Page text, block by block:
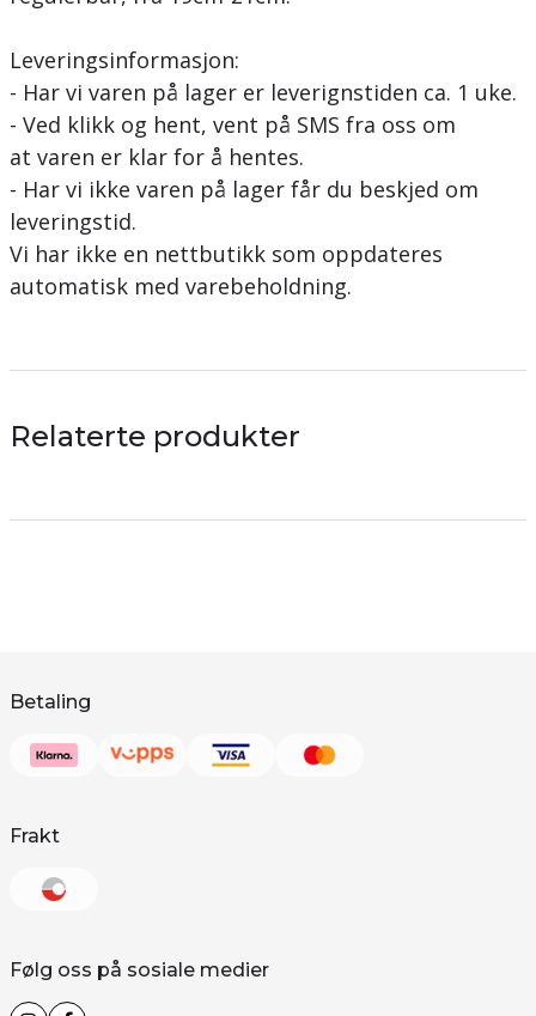
Leveringsinformasjon:
- Har vi varen på lager er leverignstiden ca. 1 uke.
- Ved klikk og hent, vent på SMS fra oss om
at varen er klar for å hentes.
- Har vi ikke varen på lager får du beskjed om
leveringstid.
Vi har ikke en nettbutikk som oppdateres
automatisk med varebeholdning.
Relaterte produkter
Betaling
Frakt
Følg oss på sosiale medier